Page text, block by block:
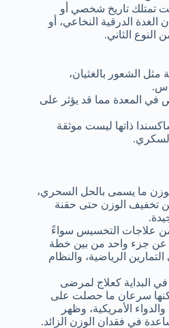
تمتلك تاريخ شخصي أو
الدرقية النخاعي، أو
النوع الثاني.
مثل الشعور بالغثيان،
في المعدة مما قد يؤثر على
ذاتها ليست موثقة
ما يسمى بالحل السحري،
تخفيف الوزن حتى حقنة
علاجات التخسيس سواءً
عن جزء واحد من بين خطة
الرياضية، والنظام
في البداية كعلاج لمرضى
لكنها سرعان ما حصلت على
الأمريكية، وظهر
في فقدان الوزن الزائد.